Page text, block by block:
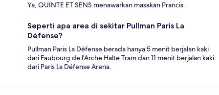
Ya, QUINTE ET SENS menawarkan masakan Prancis.
Seperti apa area di sekitar Pullman Paris La
Défense?
Pullman Paris La Défense berada hanya 5 menit berjalan kaki
dari Faubourg de l'Arche Halte Tram dan 11 menit berjalan kaki
dari Paris La Défense Arena.